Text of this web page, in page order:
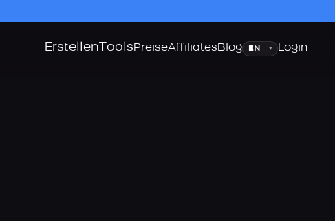
Erstellen ToolsPreiseAffiliatesBlogSprache
▾ Login